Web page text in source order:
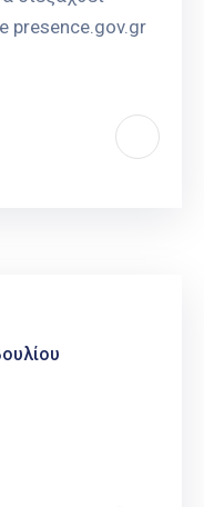
presence.gov.gr